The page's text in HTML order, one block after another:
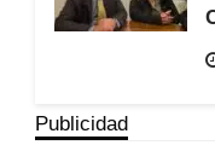
Publicidad